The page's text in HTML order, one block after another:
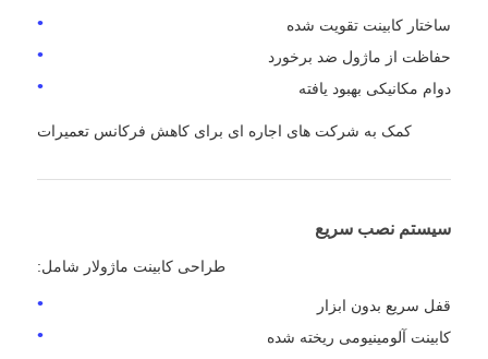
ساختار کابینت تقویت شده
حفاظت از ماژول ضد برخورد
دوام مکانیکی بهبود یافته
کمک به شرکت های اجاره ای برای کاهش فرکانس تعمیرات
سیستم نصب سریع
طراحی کابینت ماژولار شامل:
قفل سریع بدون ابزار
کابینت آلومینیومی ریخته شده